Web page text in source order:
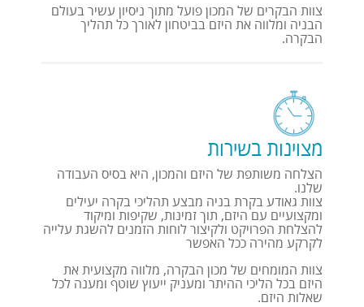
צוות הבקרים של המכון פועל מתוך ניסיון עשיר בעולם
הבניה ומלווה את היזם בביטחון לאורך כל תהליך
הבקרה.
מצוינות בשירות
הצלחה משותפת של היזם והמכון, היא בסיס העבודה
שלנו.
צוות גאודע בקרת בניה מבצע תהליכי בקרה יעילים
ומקצועיים עם היזם, תוך זמינות, שקיפות ומיקוד
להצלחת הפרויקט ולקיצור לוחות הזמנים להשגת עלייה
לקרקע מהירה ככל האפשר
צוות המומחים של מכון הבקרה, מלווה מקצועית את
היזם בכל הליכי ההיתר ומעניק ייעוץ שוטף ומענה לכל
שאלות היזם.